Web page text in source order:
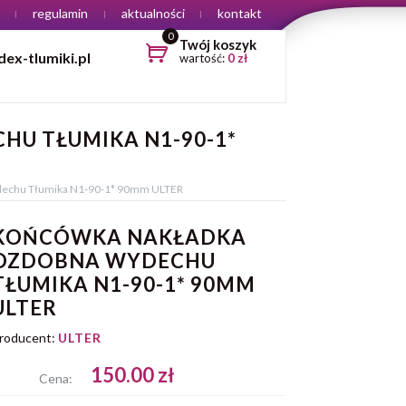
tlumiki.pl
0
Twój koszyk
wartość: 0zł
regulamin aktualności kontakt
TŁUMIKA N1-90-1*
Tłumika N1-90-1* 90mm ULTER
NAKŁADKA
WYDECHU
N1-90-1* 90MM
ULTER
Cena: 150.00 zł